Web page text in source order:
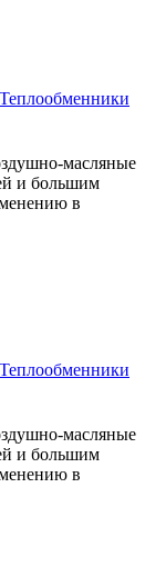
Теплообменники
масляные
и большим
в
Теплообменники
масляные
и большим
в